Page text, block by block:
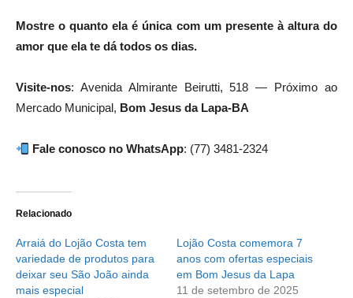
Mostre o quanto ela é única com um presente à altura do
amor que ela te dá todos os dias.
Visite-nos: Avenida Almirante Beirutti, 518 — Próximo ao
Mercado Municipal, Bom Jesus da Lapa-BA
Fale conosco no WhatsApp: (77) 3481-2324
Relacionado
Arraiá do Lojão Costa tem
variedade de produtos para
deixar seu São João ainda
mais especial
Lojão Costa comemora 7
anos com ofertas especiais
em Bom Jesus da Lapa
11 de setembro de 2025